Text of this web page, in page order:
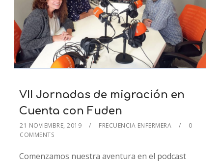
VII Jornadas de migración en
Cuenta con Fuden
21 NOVIEMBRE, 2019 FRECUENCIA ENFERMERA
0
COMMENTS
Comenzamos nuestra aventura en el podcast